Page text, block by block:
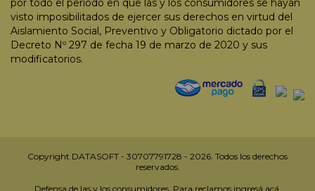
por todo el periodo en que las y los consumidores se hayan
visto imposibilitados de ejercer sus derechos en virtud del
Aislamiento Social, Preventivo y Obligatorio dictado por el
Decreto Nº 297 de fecha 19 de marzo de 2020 y sus
modificatorios.
Copyright DATASOFT - 30707791728 - 2026. Todos los derechos
reservados.
Defensa de las y los consumidores. Para reclamos ingresá acá.